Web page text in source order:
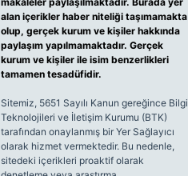
alan içerikler haber niteliği taşımamakta
olup, gerçek kurum ve kişiler hakkında
paylaşım yapılmamaktadır. Gerçek
kurum ve kişiler ile isim benzerlikleri
tamamen tesadüfidir.
Sitemiz, 5651 Sayılı Kanun gereğince Bilgi
Teknolojileri ve İletişim Kurumu (BTK)
tarafından onaylanmış bir Yer Sağlayıcı
olarak hizmet vermektedir. Bu nedenle,
sitedeki içerikleri proaktif olarak